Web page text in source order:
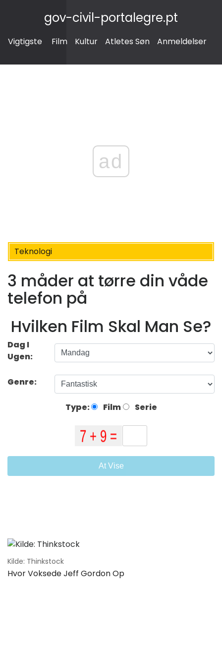
gov-civil-portalegre.pt
Vigtigste Film Kultur Atletes Søn Anmeldelser
ad
Teknologi
3 måder at tørre din våde
telefon på
Hvilken Film Skal Man Se?
Dag I
Ugen:
Genre:
Type: Film Serie
At Vise
Kilde: Thinkstock
Hvor Voksede Jeff Gordon Op